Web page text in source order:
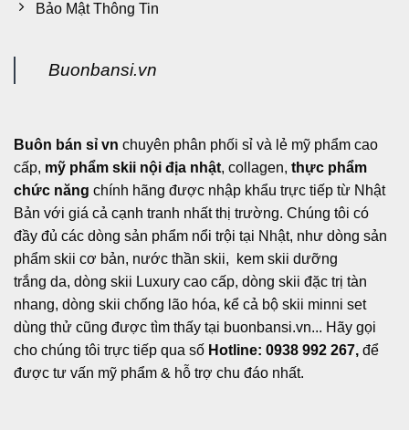
Bảo Mật Thông Tin
Buonbansi.vn
Buôn bán sỉ vn chuyên phân phối sỉ và lẻ mỹ phẩm cao
cấp, mỹ phẩm skii nội địa nhật, collagen, thực phẩm
chức năng chính hãng được nhập khẩu trực tiếp từ Nhật
Bản với giá cả cạnh tranh nhất thị trường. Chúng tôi có
đầy đủ các dòng sản phẩm nổi trội tại Nhật, như dòng sản
phẩm skii cơ bản, nước thần skii, kem skii dưỡng
trắng da, dòng skii Luxury cao cấp, dòng skii đặc trị tàn
nhang, dòng skii chống lão hóa, kể cả bộ skii minni set
dùng thử cũng được tìm thấy tại buonbansi.vn... Hãy gọi
cho chúng tôi trực tiếp qua số Hotline: 0938 992 267, để
được tư vấn mỹ phẩm & hỗ trợ chu đáo nhất.